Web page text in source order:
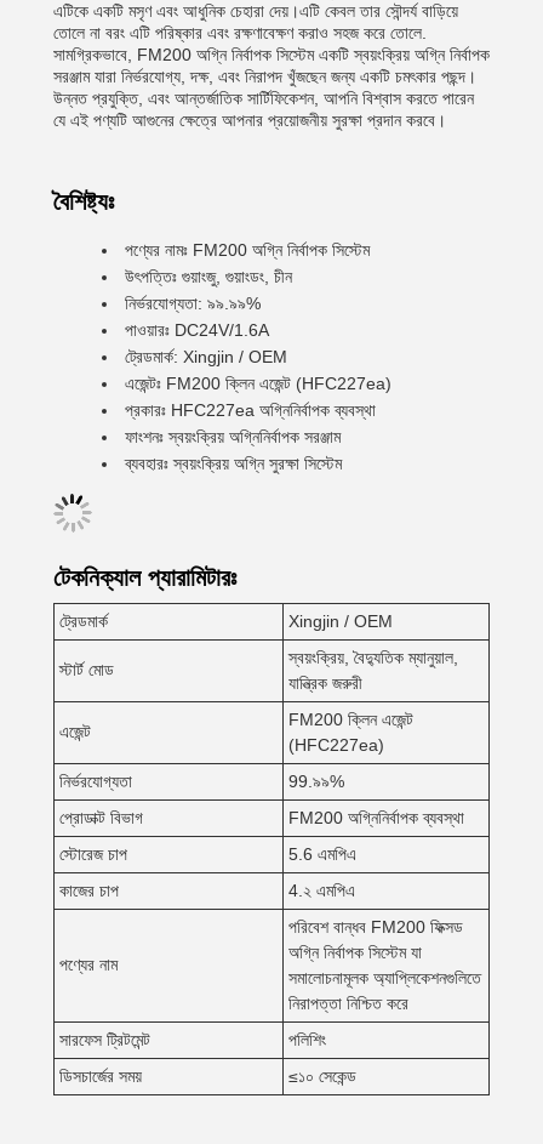
এটিকে একটি মসৃণ এবং আধুনিক চেহারা দেয়।এটি কেবল তার সৌন্দর্য বাড়িয়ে
তোলে না বরং এটি পরিষ্কার এবং রক্ষণাবেক্ষণ করাও সহজ করে তোলে.
সামগ্রিকভাবে, FM200 অগ্নি নির্বাপক সিস্টেম একটি স্বয়ংক্রিয় অগ্নি নির্বাপক
সরঞ্জাম যারা নির্ভরযোগ্য, দক্ষ, এবং নিরাপদ খুঁজছেন জন্য একটি চমৎকার পছন্দ।
উন্নত প্রযুক্তি, এবং আন্তর্জাতিক সার্টিফিকেশন, আপনি বিশ্বাস করতে পারেন
যে এই পণ্যটি আগুনের ক্ষেত্রে আপনার প্রয়োজনীয় সুরক্ষা প্রদান করবে।
বৈশিষ্ট্যঃ
পণ্যের নামঃ FM200 অগ্নি নির্বাপক সিস্টেম
উৎপত্তিঃ গুয়াংজু, গুয়াংডং, চীন
নির্ভরযোগ্যতা: ৯৯.৯৯%
পাওয়ারঃ DC24V/1.6A
ট্রেডমার্ক: Xingjin / OEM
এজেন্টঃ FM200 ক্লিন এজেন্ট (HFC227ea)
প্রকারঃ HFC227ea অগ্নিনির্বাপক ব্যবস্থা
ফাংশনঃ স্বয়ংক্রিয় অগ্নিনির্বাপক সরঞ্জাম
ব্যবহারঃ স্বয়ংক্রিয় অগ্নি সুরক্ষা সিস্টেম
টেকনিক্যাল প্যারামিটারঃ
ট্রেডমার্ক Xingjin / OEM
স্টার্ট মোড
স্বয়ংক্রিয়, বৈদ্যুতিক ম্যানুয়াল,
যান্ত্রিক জরুরী
এজেন্ট
FM200 ক্লিন এজেন্ট
(HFC227ea)
নির্ভরযোগ্যতা
99.৯৯%
প্রোডাক্ট বিভাগ
FM200 অগ্নিনির্বাপক ব্যবস্থা
স্টোরেজ চাপ
5.6 এমপিএ
কাজের চাপ
4.২ এমপিএ
পণ্যের নাম
পরিবেশ বান্ধব FM200 ফিক্সড
অগ্নি নির্বাপক সিস্টেম যা
সমালোচনামূলক অ্যাপ্লিকেশনগুলিতে
নিরাপত্তা নিশ্চিত করে
সারফেস ট্রিটমেন্ট
পলিশিং
ডিসচার্জের সময়
≤১০ সেকেন্ড